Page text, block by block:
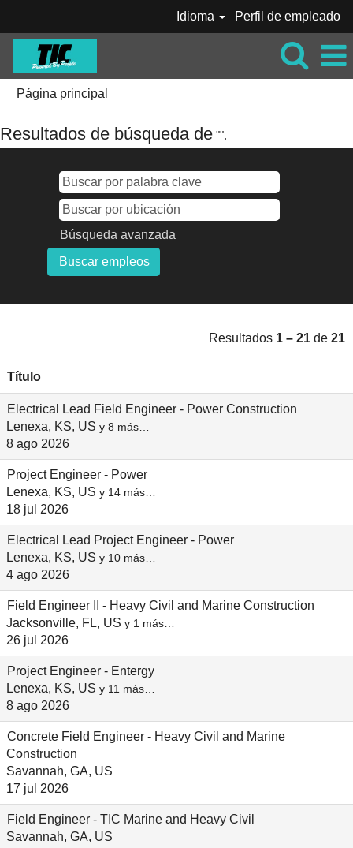
Idioma Perfil de empleado
Página principal
Resultados de búsqueda de "".
Búsqueda avanzada
Resultados 1 – 21 de 21
Título
Electrical Lead Field Engineer - Power Construction
Lenexa, KS, US y 8 más…
8 ago 2026
Project Engineer - Power
Lenexa, KS, US y 14 más…
18 jul 2026
Electrical Lead Project Engineer - Power
Lenexa, KS, US y 10 más…
4 ago 2026
Field Engineer II - Heavy Civil and Marine Construction
Jacksonville, FL, US y 1 más…
26 jul 2026
Project Engineer - Entergy
Lenexa, KS, US y 11 más…
8 ago 2026
Concrete Field Engineer - Heavy Civil and Marine
Construction
Savannah, GA, US
17 jul 2026
Field Engineer - TIC Marine and Heavy Civil
Savannah, GA, US